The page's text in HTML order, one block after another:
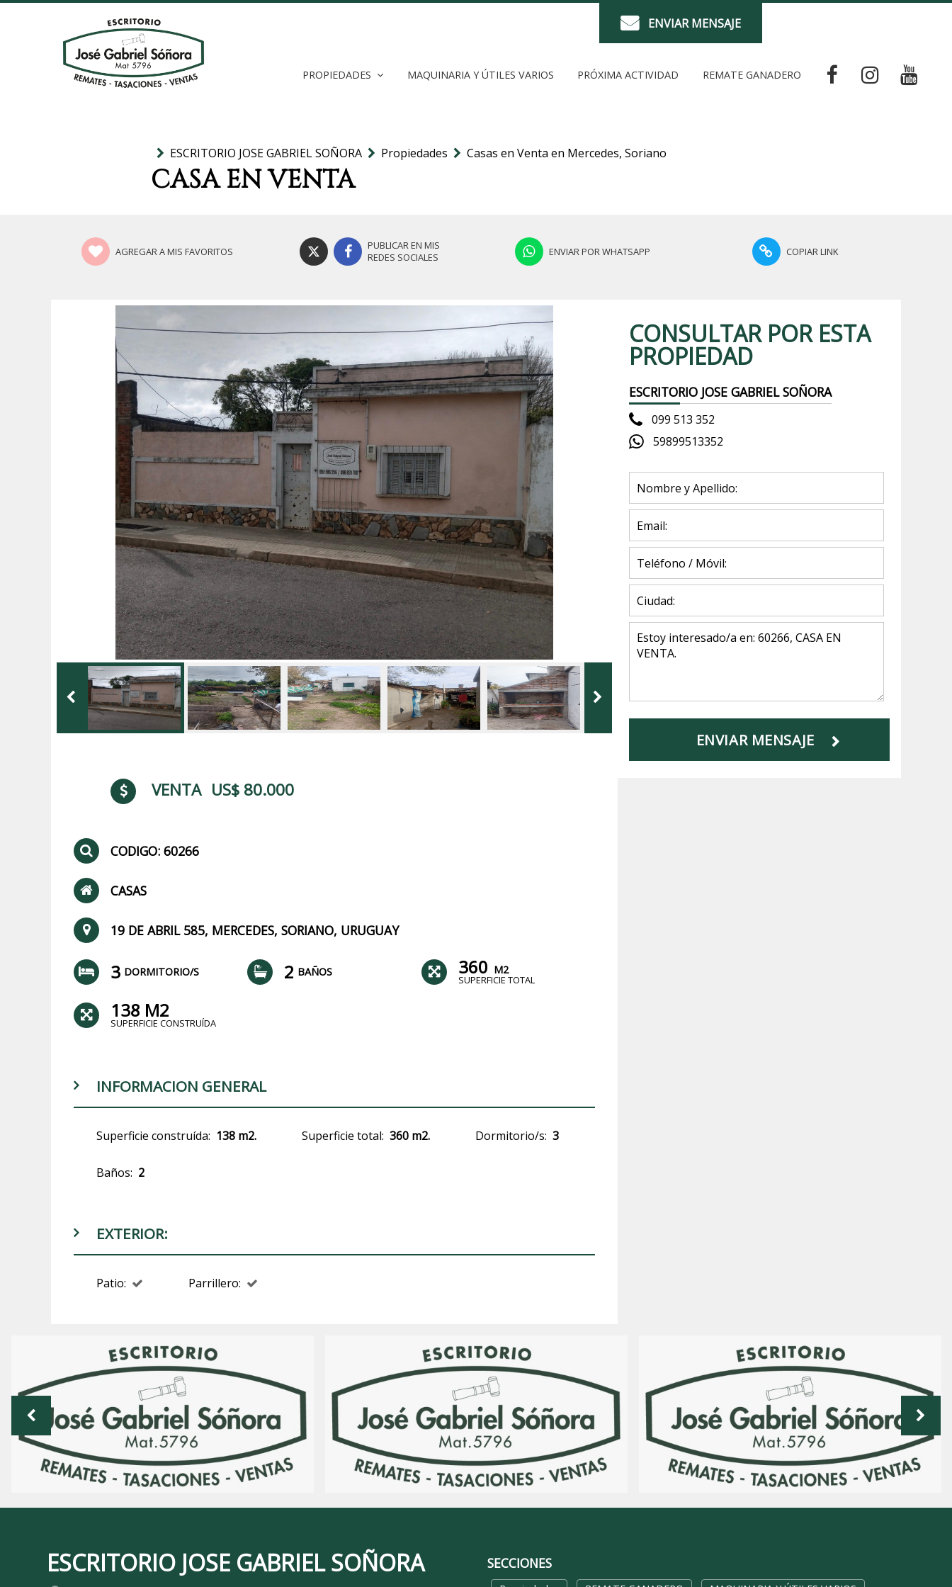
ENVIAR MENSAJE
PROPIEDADES MAQUINARIA Y ÚTILES VARIOS PRÓXIMA ACTIVIDAD REMATE GANADERO
ESCRITORIO JOSE GABRIEL SOÑORA Propiedades Casas en Venta en Mercedes, Soriano
CASA EN VENTA
AGREGAR A MIS FAVORITOS
PUBLICAR EN MIS
REDES SOCIALES
ENVIAR POR WHATSAPP COPIAR LINK
VENTA US$ 80.000
CODIGO: 60266
CASAS
19 DE ABRIL 585, MERCEDES, SORIANO, URUGUAY
3 DORMITORIO/S 2 BAÑOS 360 M2
SUPERFICIE TOTAL
138 M2
SUPERFICIE CONSTRUÍDA
INFORMACION GENERAL
Superficie construída: 138 m2. Superficie total: 360 m2. Dormitorio/s: 3
Baños: 2
EXTERIOR:
Patio: Parrillero:
CONSULTAR POR ESTA
PROPIEDAD
ESCRITORIO JOSE GABRIEL SOÑORA
099 513 352
59899513352
ENVIAR MENSAJE
ESCRITORIO JOSE GABRIEL SOÑORA SECCIONES